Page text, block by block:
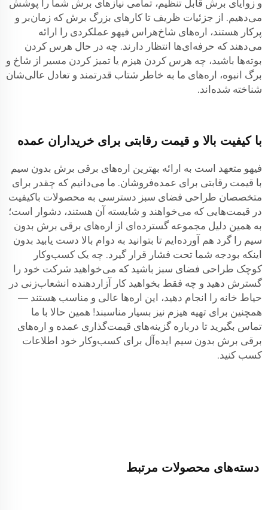
و زوایای برش قابل تنظیم، تمامی نیازهای برش شما را پوشش
می‌دهیم. از جزئیات ظریف تا کارهای بزرگ برش که زمان‌بر و
پرکار هستند، اره‌های شاخ‌هراس فیهو عملکردی را ارائه
می‌دهند که حرفه‌ای‌ها انتظار دارند. چه در حال هرس کردن
بوته‌ها باشید، چه هرس کردن هیزم یا تمیز کردن مسیر از شاخ و
برگ انبوه، اره‌های ما به خاطر شتاب قدرتمند و تعادل عالی‌شان
شناخته شده‌اند.
با کیفیت بالا و قیمت رقابتی برای خریداران عمده
فیهو متعهد است به ارائه بهترین اره‌های برقی برش بدون سیم
با قیمت رقابتی برای عمده‌فروشان. ما می‌دانیم که چقدر برای
متخصصان طراحی فضای سبز دسترسی به محصولات باکیفیت
در قیمت‌هایی که می‌خواهند و شایسته آن هستند، دشوار است؛
به همین دلیل مجموعه گسترده‌ای از اره‌های برقی برش بدون
سیم را گرد هم آورده‌ایم تا بتوانید به دوام بالا دست یابید بدون
اینکه بودجه شما تحت فشار قرار گیرد. چه یک کسب‌وکار
کوچک طراحی فضای سبز باشید که می‌خواهید شرکت خود را
گسترش دهید و چه فقط بخواهید کار آزاردهنده انشعاب‌زنی در
حیاط خانه را انجام دهید، این اره‌ها عالی و مناسب هستند —
همچنین برای تهیه هیزم نیز بسیار مناسبند! همین حالا با ما
تماس بگیرید تا درباره گزینه‌های قیمت‌گذاری عمده و اره‌های
برقی برش بدون سیم ایده‌آل برای کسب‌وکار خود اطلاعات
کسب کنید.
دسته‌های محصولات مرتبط